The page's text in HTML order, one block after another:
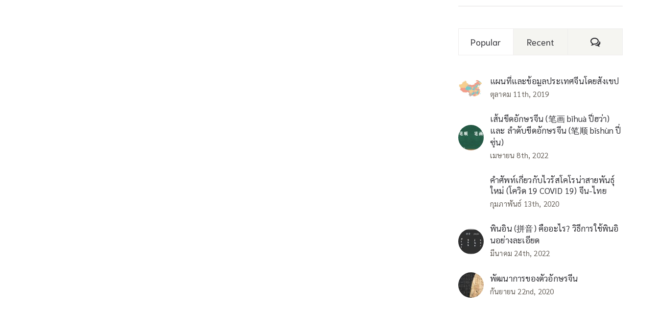
Popular Recent Comments
แผนที่และข้อมูลประเทศจีนโดยสังเขป
ตุลาคม 11th, 2019
เส้นขีดอักษรจีน (笔画 bǐhuà ปี่ฮว่า)
และ ลำดับขีดอักษรจีน (笔顺 bǐshùn ปี่
ซุ่น)
เมษายน 8th, 2022
คำศัพท์เกี่ยวกับไวรัสโคโรน่าสายพันธุ์
ใหม่ (โควิด 19 COVID 19) จีน-ไทย
กุมภาพันธ์ 13th, 2020
พินอิน (拼音) คืออะไร? วิธีการใช้พินอิ
นอย่างละเอียด
มีนาคม 24th, 2022
พัฒนาการของตัวอักษรจีน
กันยายน 22nd, 2020